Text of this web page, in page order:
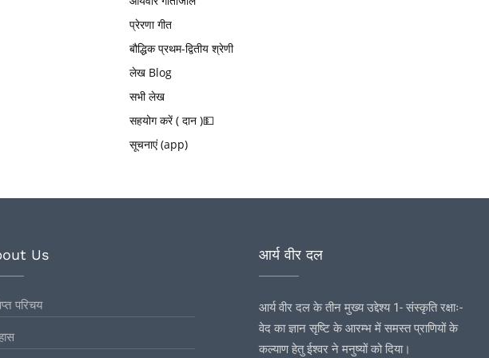
प्रेरणा गीत
बौद्धिक प्रथम-द्वितीय श्रेणी
लेख Blog
सभी लेख
सहयोग करें ( दान )💵
सूचनाएं (app)
Us
परिचय
आर्य वीर दल
आर्य वीर दल के तीन मुख्य उद्देश्य 1- संस्कृति रक्षाः-
वेद का ज्ञान सृष्टि के आरम्भ में समस्त प्राणियों के
कल्याण हेतु ईश्वर ने मनुष्यों को दिया।